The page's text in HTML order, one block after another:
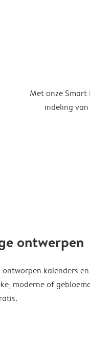
Met onze
indeling
ontwerpen
kalenders
moderne of